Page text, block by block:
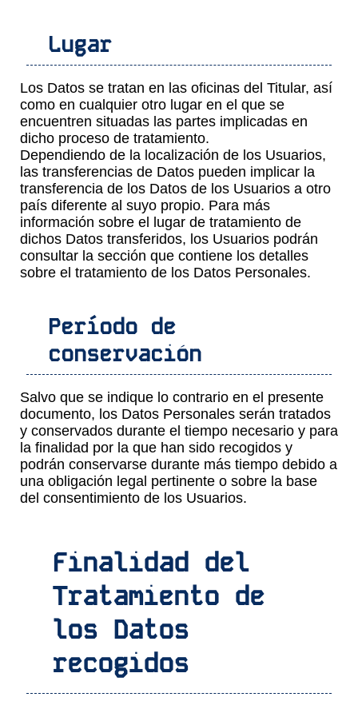
Lugar
Los Datos se tratan en las oficinas del Titular, así
como en cualquier otro lugar en el que se
encuentren situadas las partes implicadas en
dicho proceso de tratamiento.
Dependiendo de la localización de los Usuarios,
las transferencias de Datos pueden implicar la
transferencia de los Datos de los Usuarios a otro
país diferente al suyo propio. Para más
información sobre el lugar de tratamiento de
dichos Datos transferidos, los Usuarios podrán
consultar la sección que contiene los detalles
sobre el tratamiento de los Datos Personales.
Período de
conservación
Salvo que se indique lo contrario en el presente
documento, los Datos Personales serán tratados
y conservados durante el tiempo necesario y para
la finalidad por la que han sido recogidos y
podrán conservarse durante más tiempo debido a
una obligación legal pertinente o sobre la base
del consentimiento de los Usuarios.
Finalidad del
Tratamiento de
los Datos
recogidos